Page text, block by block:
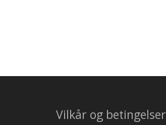
Vilkår og betingelser